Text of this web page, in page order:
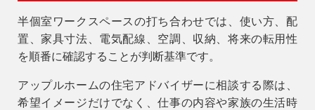
半個室ワークスペースの打ち合わせでは、使い方、配
置、家具寸法、電気配線、空調、収納、将来の転用性
を順番に確認することが判断基準です。
アップルホームの住宅アドバイザーに相談する際は、
希望イメージだけでなく、仕事の内容や家族の生活時